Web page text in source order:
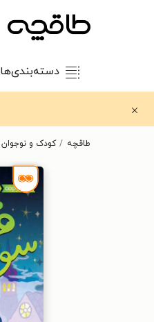
دسته‌بندی‌ها
طاقچه کودک و نوجوان